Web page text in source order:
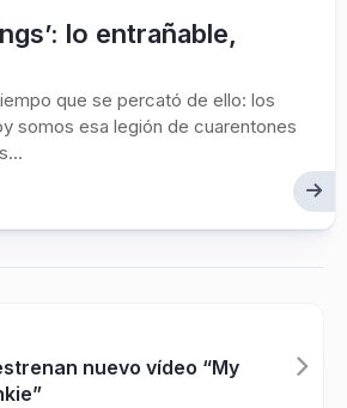
lo entrañable,
que se percató de ello: los
somos esa legión de cuarentones
nuevo vídeo “My